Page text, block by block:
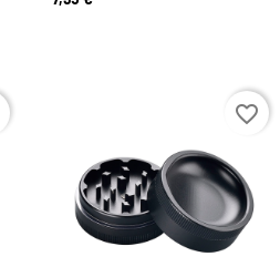
favorite_border